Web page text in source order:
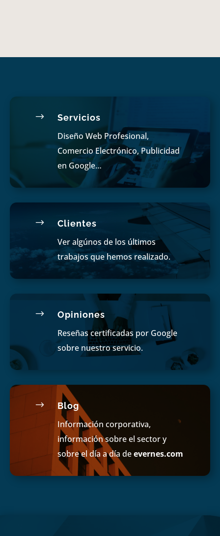
$ Servicios
Diseño Web Profesional,
Comercio Electrónico, Publicidad
en Google…
$ Clientes
Ver algúnos de los últimos
trabajos que hemos realizado.
$ Opiniones
Reseñas certificadas por Google
sobre nuestro servicio.
$ Blog
Información corporativa,
información sobre el sector y
sobre el día a día deevernes.com